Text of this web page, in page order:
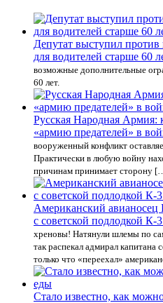
Депутат выступил
для водителей старше 60
возможные дополнительные
60 лет.
Русская Народная Армия:
«армию предателей» в
вооруженный конфликт
Практически в любую войну
причинам принимает сторону
Американский авианосец
с советской подлодкой К-
хреновы! Натянули шлемы по
так распекал адмирал
только что «переехал»
Стало известно, как